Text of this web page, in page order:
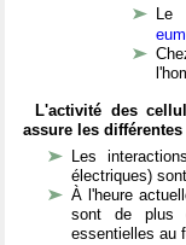
Le
L'activité des
assure les
Les
électriques)
À l'heure
sont de plus
essentielles au